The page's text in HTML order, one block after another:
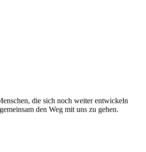
die sich noch weiter entwickeln
den Weg mit uns zu gehen.